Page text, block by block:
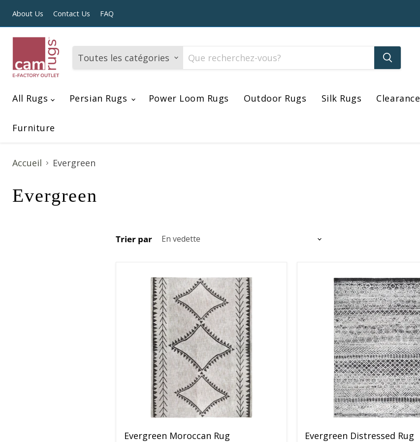
About Us Contact Us FAQ
Toutes les catégories
All Rugs
Persian Rugs Power Loom Rugs Outdoor Rugs Silk Rugs Clearance
Furniture
Accueil Evergreen
Evergreen
Trier par
Evergreen Moroccan Rug Evergreen Distressed Rug